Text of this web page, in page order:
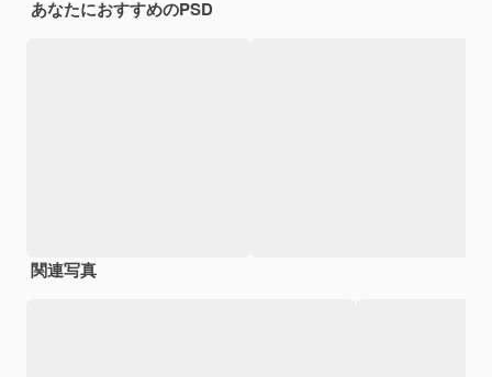
あなたにおすすめのPSD
関連写真